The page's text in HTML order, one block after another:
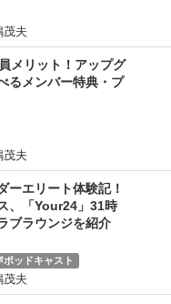
茂夫
メリット！アップグ
るメンバー特典・プ
茂夫
ーエリート体験記！
、「Your24」31時
ブラウンジを紹介
ポッドキャスト
茂夫